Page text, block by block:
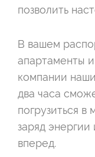
позволить
В вашем
апартаменты
компании
два часа
погрузиться в
заряд
вперед.